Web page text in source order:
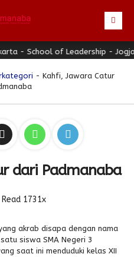
- School of Leadership - Jogja
- Kahfi, Jawara Catur
dari Padmanaba
Read 1731x
akrab disapa dengan nama
siswa SMA Negeri 3
saat ini menduduki kelas XII